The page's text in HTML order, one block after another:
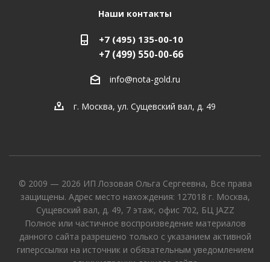
Наши контакты
+7 (495) 135-00-10
+7 (499) 550-00-66
info@nota-gold.ru
г. Москва, ул. Сущевский вал, д. 49
© 2009 — 2026 ИП Лозовая Ольга Сергеевна, Все права
защищены. Адрес место нахождения: 127018 г. Москва,
Сущевский вал, д. 49, 7 этаж, офис 702, БЦ JAZZ
Полное или частичное воспроизведение материалов
данного сайта разрешено только с указанием активной
гиперссылки на источник и обязательным уведомлением